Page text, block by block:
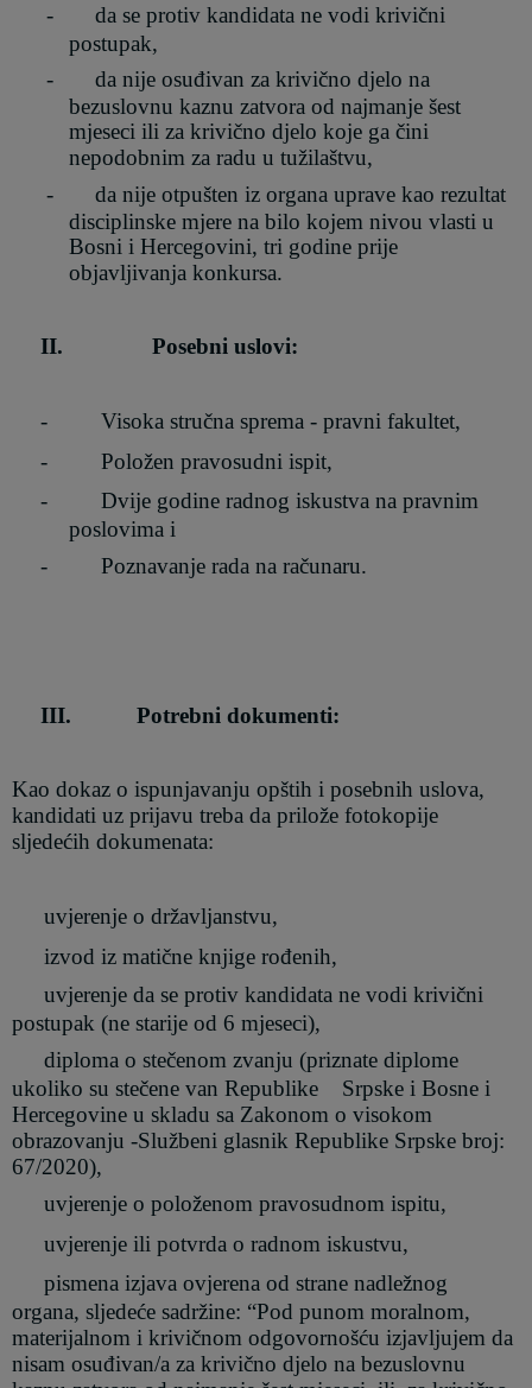
-
da se protiv kandidata ne vodi krivični
postupak,
-
da nije osuđivan za krivično djelo na
bezuslovnu kaznu zatvora od najmanje šest
mjeseci ili za krivično djelo koje ga čini
nepodobnim za radu u tužilaštvu,
-
da nije otpušten iz organa uprave kao rezultat
disciplinske mjere na bilo kojem nivou vlasti u
Bosni i Hercegovini, tri godine prije
objavljivanja konkursa.
II. Posebni uslovi:
- Visoka stručna sprema -pravni fakultet,
-
Položen pravosudni ispit,
-
Dvije godine radnog iskustva na pravnim
poslovima i
-
Poznavanje rada na računaru.
III. Potrebni dokumenti:
Kao dokaz o ispunjavanju opštih i posebnih uslova,
kandidati uz prijavu treba da prilože fotokopije
sljedećih dokumenata:
uvjerenje o državljanstvu,
izvod iz matične knjige rođenih,
uvjerenje da se protiv kandidata ne vodi krivični
postupak (ne starije od 6 mjeseci),
diploma ostečenom zvanju (priznate diplome
ukoliko su stečene van Republike
Srpske i Bosne i
Hercegovine u skladu sa Zakonom o visokom
obrazovanju -Službeni glasnik Republike Srpske broj:
67/2020),
uvjerenje o položenom pravosudnom ispitu,
uvjerenje ili potvrda o radnom iskustvu,
pismena izjava ovjerena od strane nadležnog
organa, sljedeće sadržine: “Pod punom moralnom,
materijalnom i krivičnom odgovornošću izjavljujem da
nisam osuđivan/a za krivično djelo na bezuslovnu